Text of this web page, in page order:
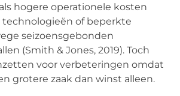
hogere operationele kosten
of beperkte
seizoensgebonden
(Smith & Jones, 2019). Toch
voor verbeteringen omdat
grotere zaak dan winst alleen.